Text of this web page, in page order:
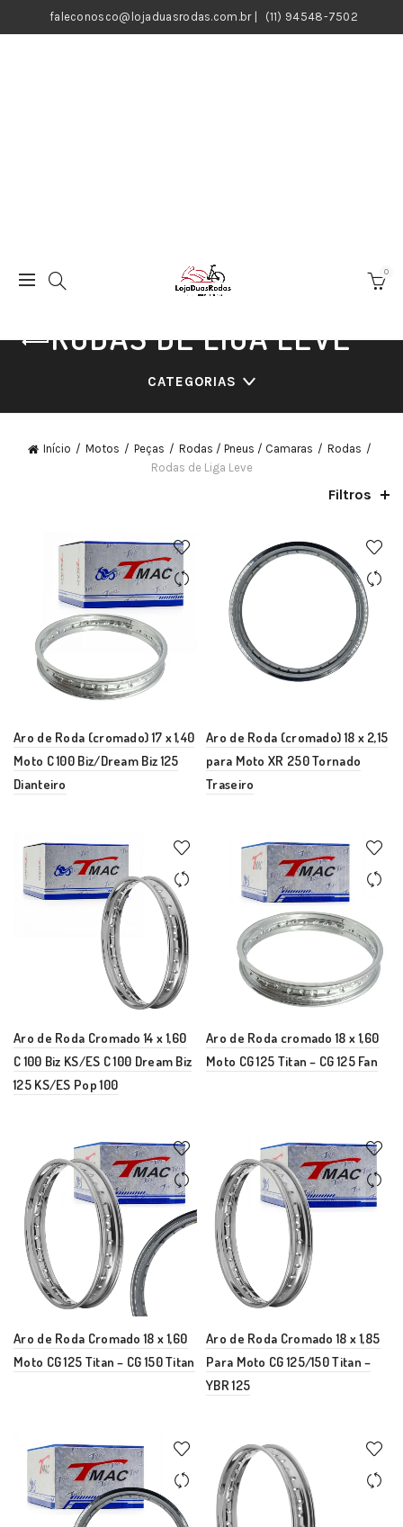
faleconosco@lojaduasrodas.com.br| (11) 94548-7502
0
RODAS DE LIGA LEVE
CATEGORIAS
Início Motos Peças Rodas / Pneus / Camaras
Rodas
Rodas de Liga Leve
Filtros
Aro de Roda (cromado) 17 x 1,40
Moto C 100 Biz/Dream Biz 125
Dianteiro
Aro de Roda (cromado) 18 x 2,15
para Moto XR 250 Tornado
Traseiro
Aro de Roda Cromado 14 x 1,60
C 100 Biz KS/ES C 100 Dream Biz
125 KS/ES Pop 100
Aro de Roda cromado 18 x 1,60
Moto CG 125 Titan – CG 125 Fan
Aro de Roda Cromado 18 x 1,60
Moto CG 125 Titan – CG 150 Titan
Aro de Roda Cromado 18 x 1,85
Para Moto CG 125/150 Titan –
YBR 125